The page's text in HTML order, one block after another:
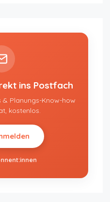
ins Postfach
Planungs-Know-how
kostenlos.